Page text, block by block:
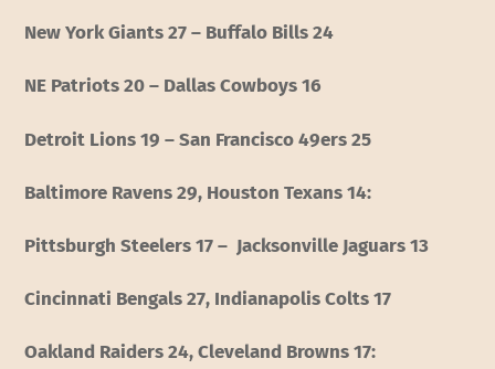
New York Giants 27 – Buffalo Bills 24
NE Patriots 20 – Dallas Cowboys 16
Detroit Lions 19 – San Francisco 49ers 25
Baltimore Ravens 29, Houston Texans 14:
Pittsburgh Steelers 17 – Jacksonville Jaguars 13
Cincinnati Bengals 27, Indianapolis Colts 17
Oakland Raiders 24, Cleveland Browns 17: